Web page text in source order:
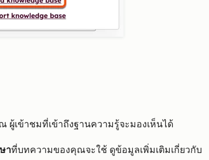
ผู้เข้าชมที่เข้าถึงฐานความรู้จะมองเห็นได้
าที่บทความของคุณจะใช้ ดูข้อมูลเพิ่มเติมเกี่ยวกับ